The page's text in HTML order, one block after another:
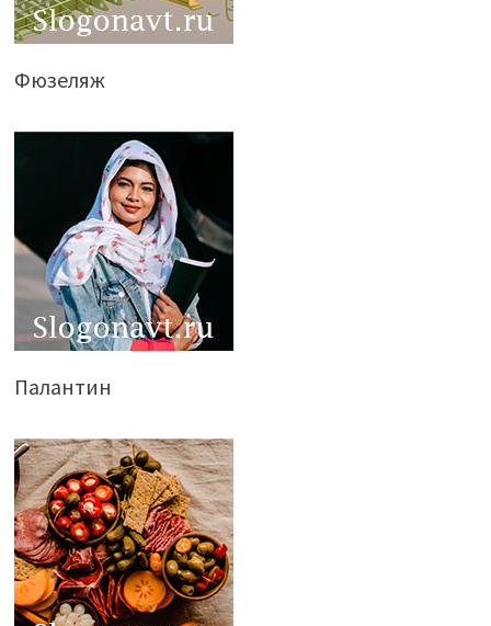
Фюзеляж
Палантин